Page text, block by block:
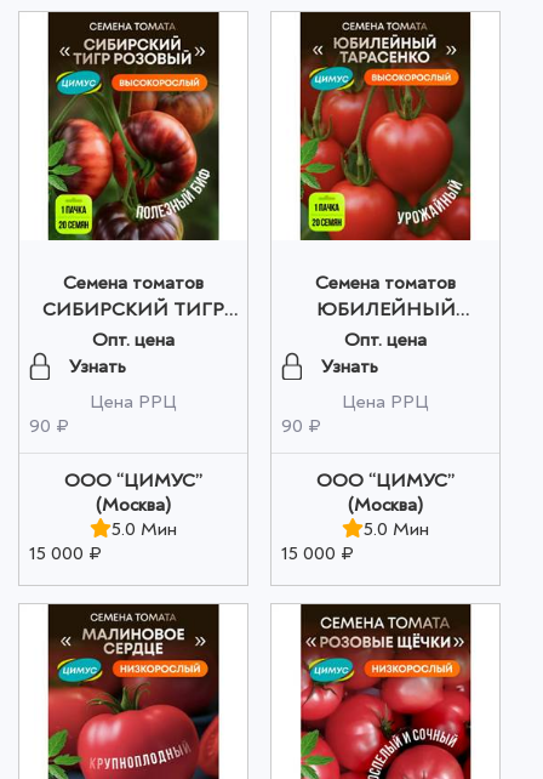
Семена томатов
СИБИРСКИЙ ТИГР
оптом
Опт. цена
Узнать
Цена РРЦ
90 ₽
ООО “ЦИМУС”
(Москва)
5.0 Мин
15 000 ₽
Семена томатов
ЮБИЛЕЙНЫЙ
ТАРАСЕНКО оптом
Опт. цена
Узнать
Цена РРЦ
90 ₽
ООО “ЦИМУС”
(Москва)
5.0 Мин
15 000 ₽